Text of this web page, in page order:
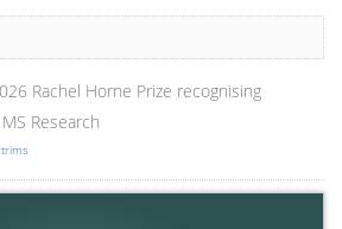
Rachel Horne Prize recognising
Research